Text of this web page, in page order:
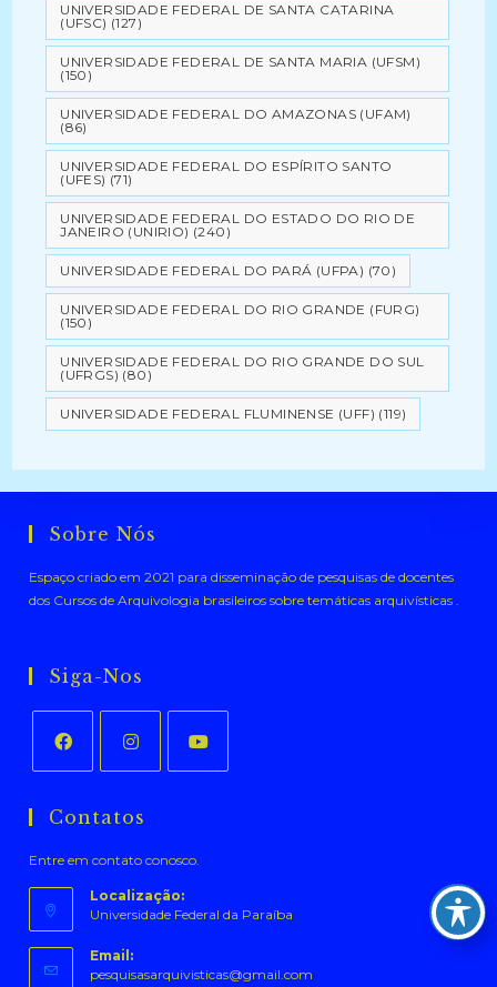
UNIVERSIDADE FEDERAL DE SANTA CATARINA
(UFSC) (127)
UNIVERSIDADE FEDERAL DE SANTA MARIA (UFSM)
(150)
UNIVERSIDADE FEDERAL DO AMAZONAS (UFAM)
(86)
UNIVERSIDADE FEDERAL DO ESPÍRITO SANTO
(UFES) (71)
UNIVERSIDADE FEDERAL DO ESTADO DO RIO DE
JANEIRO (UNIRIO) (240)
UNIVERSIDADE FEDERAL DO PARÁ (UFPA) (70)
UNIVERSIDADE FEDERAL DO RIO GRANDE (FURG)
(150)
UNIVERSIDADE FEDERAL DO RIO GRANDE DO SUL
(UFRGS) (80)
UNIVERSIDADE FEDERAL FLUMINENSE (UFF) (119)
Sobre Nós
Espaço criado em 2021 para disseminação de pesquisas de docentes
dos Cursos de Arquivologia brasileiros sobre temáticas arquivísticas .
Siga-Nos
em
nova
aba
em
nova
aba
nova
aba
Contatos
Entre em contato conosco.
Localização:
Universidade Federal da Paraíba
Email:
pesquisasarquivisticas@gmail.com